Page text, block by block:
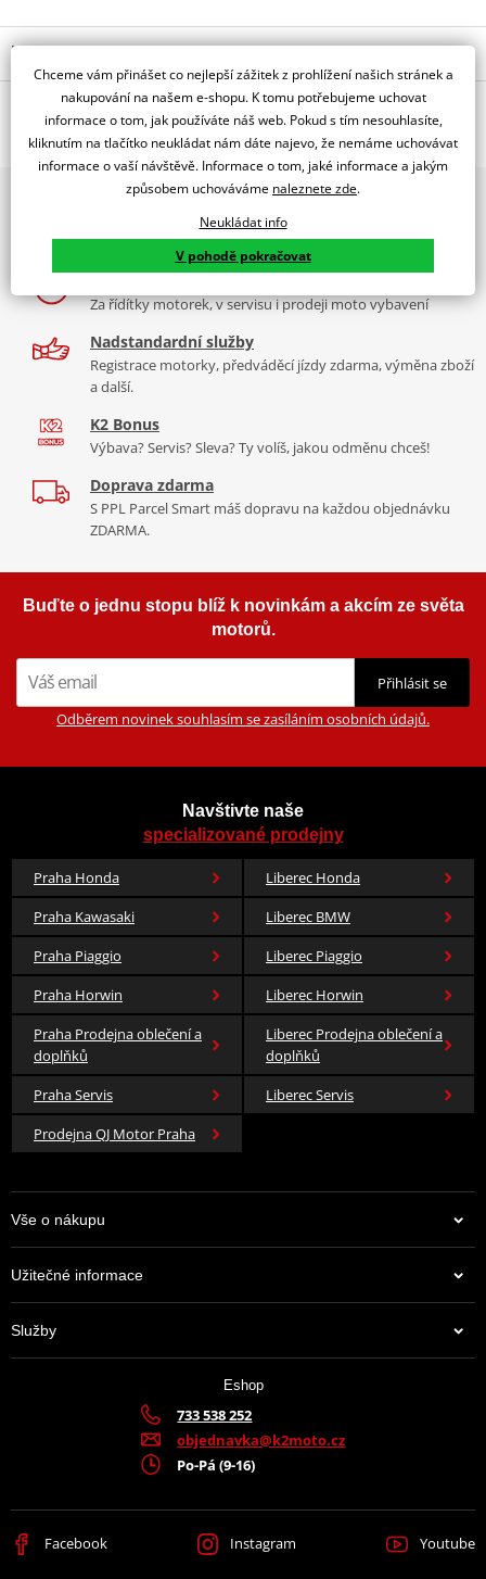
Popis a parametry
Jsme autorizovaný
dealer značky PUIG
LICENSE LIGHT MOD. FLASH C/BLUE
Tabulka velikostí
Jak se změřit
Co když mi to nebude
O výrobci
PUIG byl založen v roce 1964 ve Španělsku. Vyrábí se ve městě
dělí na 3 části: komerční, odlitkovou a kovových součástek. Již 40
let se účastní nejslavnějších závodů motocyklů po celém světě. V
naší nabídce naleznete doplňky a příslušenství například: plexi,
padací protektory a mnoho dalšího.
Zobrazit všechny produktyznačky PUIG
2x multibrand showroom
9 značek motocyklů, servis, oblečení, doplňky i náhradní
díly, to vše v Praze a Liberci
Za řídítky motorek, v servisu i prodeji moto vybavení
Nadstandardní služby
Registrace motorky, předváděcí jízdy zdarma, výměna zboží
a další.
K2 Bonus
Výbava? Servis? Sleva? Ty volíš, jakou odměnu chceš!
Doprava zdarma
S PPL Parcel Smart máš dopravu na každou objednávku
ZDARMA.
Buďte o jednu stopu blíž k novinkám a akcím ze světa
motorů.
Přihlásit se
Odběrem novinek souhlasím se zasíláním osobních údajů.
Navštivte naše
specializované prodejny
Praha Honda
Liberec Honda
Praha Kawasaki
Liberec BMW
Praha Piaggio
Liberec Piaggio
Praha Horwin
Liberec Horwin
Praha Prodejna oblečení a
doplňků
Liberec Prodejna oblečení a
doplňků
Praha Servis
Liberec Servis
Prodejna QJ Motor Praha
Vše o nákupu
Užitečné informace
Služby
Eshop
733 538 252
objednavka@k2moto.cz
Po-Pá (9-16)
Facebook Instagram Youtube
Chceme vám přinášet co nejlepší zážitek z prohlížení našich stránek a
nakupování na našem e-shopu. K tomu potřebujeme uchovat
informace o tom, jak používáte náš web. Pokud s tím nesouhlasíte,
kliknutím na tlačítko neukládat nám dáte najevo, že nemáme uchovávat
informace o vaší návštěvě. Informace o tom, jaké informace a jakým
způsobem uchováváme naleznete zde.
Neukládat info
V pohodě pokračovat